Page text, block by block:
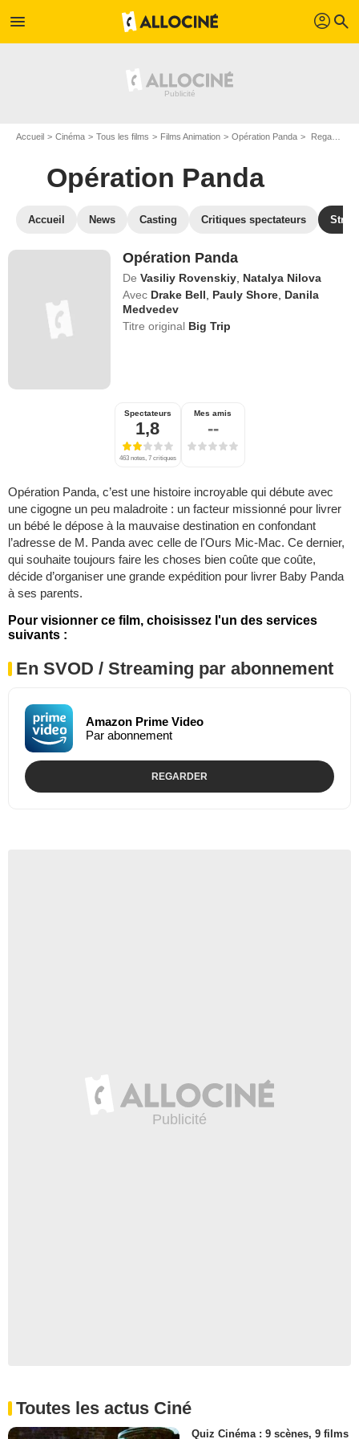
menu profil search
Accueil Cinéma Tous les films Films Animation Opération Panda Regarder Opération Panda en SVOD
Opération Panda
Accueil News Casting Critiques spectateurs
Opération Panda
De Vasiliy Rovenskiy Natalya Nilova
Avec Drake Bell Pauly Shore Danila
Medvedev
Titre original Big Trip
Spectateurs
1,8
463 notes, 7 critiques
Mes amis
--
Opération Panda, c’est une histoire incroyable qui débute avec
une cigogne un peu maladroite : un facteur missionné pour livrer
un bébé le dépose à la mauvaise destination en confondant
l’adresse de M. Panda avec celle de l'Ours Mic-Mac. Ce dernier,
qui souhaite toujours faire les choses bien coûte que coûte,
décide d’organiser une grande expédition pour livrer Baby Panda
à ses parents.
Pour visionner ce film, choisissez l'un des services
suivants :
En SVOD / Streaming par abonnement
Amazon Prime Video
Par abonnement
REGARDER
Toutes les actus Ciné
Quiz Cinéma : 9 scènes, 9 films